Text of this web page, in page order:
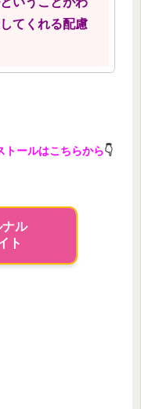
てくれる配慮
トールはこちらから👇
ナル
ト